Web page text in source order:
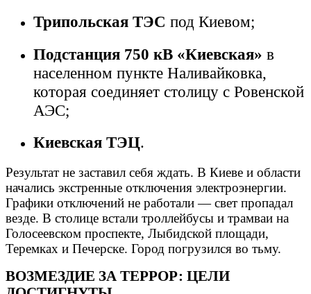
Трипольская ТЭС под Киевом;
Подстанция 750 кВ «Киевская» в
населенном пункте Наливайковка,
которая соединяет столицу с Ровенской
АЭС;
Киевская ТЭЦ.
Результат не заставил себя ждать. В Киеве и области
начались экстренные отключения электроэнергии.
Графики отключений не работали — свет пропадал
везде. В столице встали троллейбусы и трамваи на
Голосеевском проспекте, Лыбидской площади,
Теремках и Печерске. Город погрузился во тьму.
ВОЗМЕЗДИЕ ЗА ТЕРРОР: ЦЕЛИ